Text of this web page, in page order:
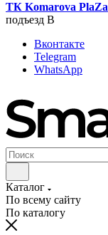
ТК Komarova PlaZa
подъезд В
Вконтакте
Telegram
WhatsApp
Каталог
По всему сайту
По каталогу